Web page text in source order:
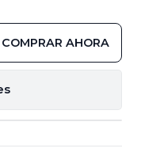
COMPRAR AHORA